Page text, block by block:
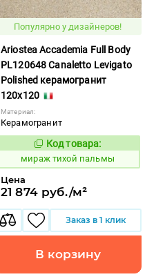
Популярно у дизайнеров!
Ariostea Accademia Full Body
PL120648 Canaletto Levigato
Polished керамогранит
120x120
Материал:
Керамогранит
997067
Код товара:
мираж тихой пальмы
Цена
21 874 руб./м²
Заказ в 1 клик
В корзину